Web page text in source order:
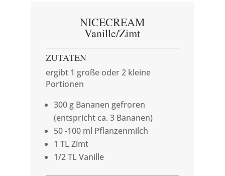
NICECREAM
Vanille/Zimt
ZUTATEN
ergibt 1 große oder 2 kleine
Portionen
300 g Bananen gefroren
(entspricht ca. 3 Bananen)
50 -100 ml Pflanzenmilch
1 TL Zimt
1/2 TL Vanille